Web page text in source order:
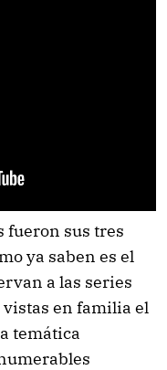
fueron sus tres
ya saben es el
a las series
vistas en familia el
temática